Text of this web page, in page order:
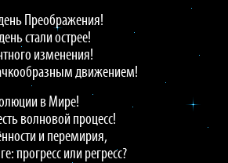
Преображения!
стали острее!
изменения!
движением!
в Мире!
волновой процесс!
и перемирия,
прогресс или регресс?